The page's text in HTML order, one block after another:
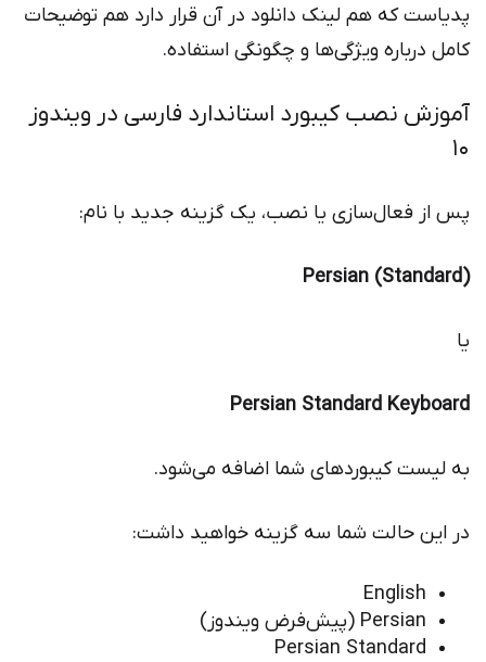
پدیاست که هم لینک دانلود در آن قرار دارد هم توضیحات
کامل درباره ویژگی‌ها و چگونگی استفاده.
آموزش نصب کیبورد استاندارد فارسی در ویندوز
10
پس از فعال‌سازی یا نصب، یک گزینه جدید با نام:
Persian (Standard)
یا
Persian Standard Keyboard
به لیست کیبوردهای شما اضافه می‌شود.
در این حالت شما سه گزینه خواهید داشت:
English
Persian (پیش‌فرض ویندوز)
Persian Standard